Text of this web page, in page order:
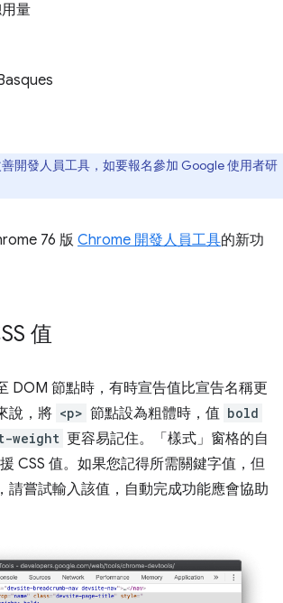
量
開發人員工具，如要報名參加 Google 使用者研
76 版 Chrome 開發人員工具的新功
值
DOM 節點時，有時宣告值比宣告名稱更
說，將 <p> 節點設為粗體時，值 bold
weight 更容易記住。「樣式」窗格的自
CSS 值。如果您記得所需關鍵字值，但
請嘗試輸入該值，自動完成功能應會協助